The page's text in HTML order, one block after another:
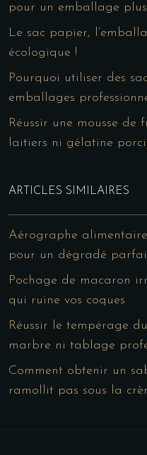
pour un emballage
Le sac papier,
écologique !
Pourquoi utiliser des
emballages
Réussir une mousse de
laitiers ni gélatine
ARTICLES SIMILAIRES
Aérographe
pour un dégradé
Pochage de macaron
qui ruine vos coques
Réussir le tempérage
marbre ni tablage
Comment obtenir un
ramollit pas sous la